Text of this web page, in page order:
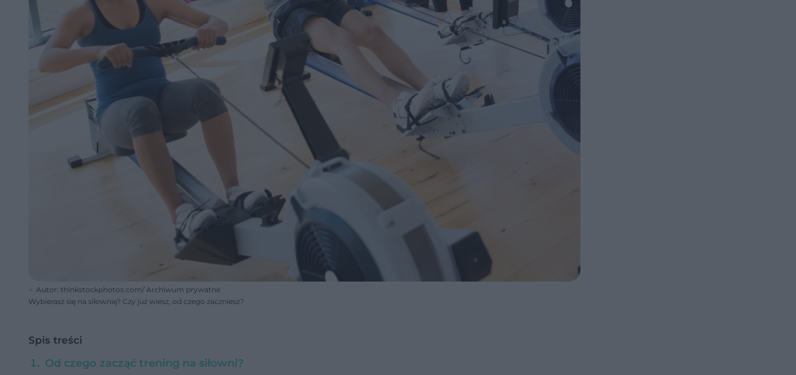
Autor: thinkstockphotos.com/ Archiwum prywatne
Wybierasz się na siłownię? Czy już wiesz, od czego zaczniesz?
Spis treści
Od czego zacząć trening na siłowni?